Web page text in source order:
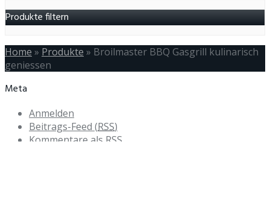
Produkte filtern
Home » Produkte » Broilmaster BBQ Gasgrill kulinarisch
geniessen
Meta
Anmelden
Beitrags-Feed (RSS)
Kommentare als RSS